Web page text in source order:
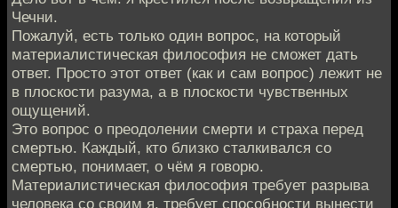
Чечни.
Пожалуй, есть только один вопрос, на который
материалистическая философия не сможет дать
ответ. Просто этот ответ (как и сам вопрос) лежит не
в плоскости разума, а в плоскости чувственных
ощущений.
Это вопрос о преодолении смерти и страха перед
смертью. Каждый, кто близко сталкивался со
смертью, понимает, о чём я говорю.
Материалистическая философия требует разрыва
человека со своим я, требует способности вынести